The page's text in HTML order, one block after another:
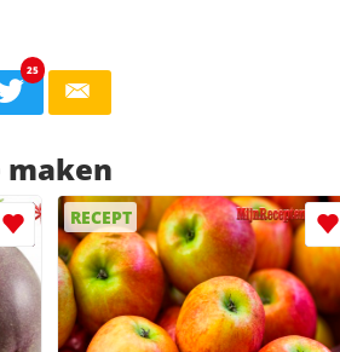
25
maken
RECEPT